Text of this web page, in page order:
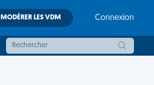
MODÉRER LES VDM Connexion